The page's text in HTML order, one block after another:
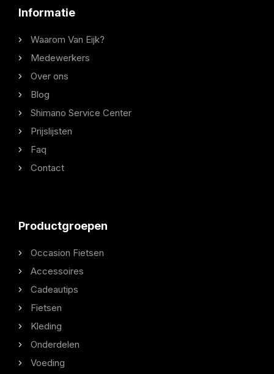
Informatie
Waarom Van Eijk?
Medewerkers
Over ons
Blog
Shimano Service Center
Prijslijsten
Faq
Contact
Productgroepen
Occasion Fietsen
Accessoires
Cadeautips
Fietsen
Kleding
Onderdelen
Voeding